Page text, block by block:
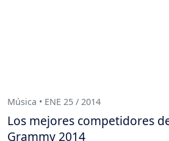
Música • ENE 25 / 2014
Los mejores competidores
Grammy 2014